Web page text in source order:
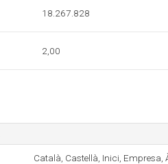
18.267.828
2,00
Català, Castellà, Inici, Empresa,